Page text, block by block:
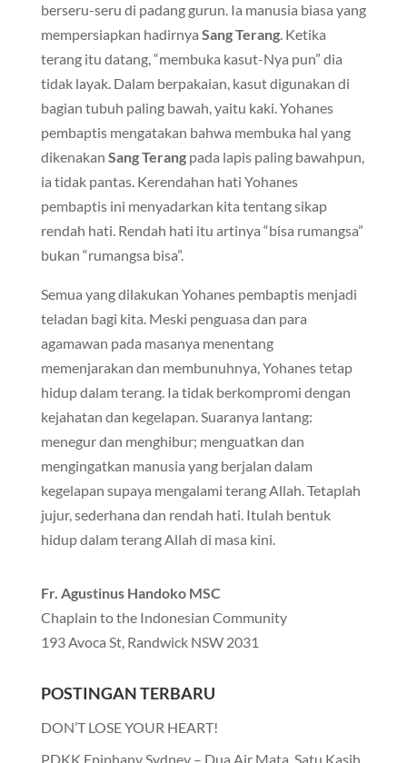
berseru-seru di padang gurun. Ia manusia biasa yang
mempersiapkan hadirnya Sang Terang. Ketika
terang itu datang, “membuka kasut-Nya pun” dia
tidak layak. Dalam berpakaian, kasut digunakan di
bagian tubuh paling bawah, yaitu kaki. Yohanes
pembaptis mengatakan bahwa membuka hal yang
dikenakan Sang Terangpada lapis paling bawahpun,
ia tidak pantas. Kerendahan hati Yohanes
pembaptis ini menyadarkan kita tentang sikap
rendah hati. Rendah hati itu artinya “bisa rumangsa”
bukan “rumangsa bisa”.
Semua yang dilakukan Yohanes pembaptis menjadi
teladan bagi kita. Meski penguasa dan para
agamawan pada masanya menentang
memenjarakan dan membunuhnya, Yohanes tetap
hidup dalam terang. Ia tidak berkompromi dengan
kejahatan dan kegelapan. Suaranya lantang:
menegur dan menghibur; menguatkan dan
mengingatkan manusia yang berjalan dalam
kegelapan supaya mengalami terang Allah. Tetaplah
jujur, sederhana dan rendah hati. Itulah bentuk
hidup dalam terang Allah di masa kini.
Fr. Agustinus Handoko MSC
Chaplain to the Indonesian Community
193 Avoca St, Randwick NSW 2031
POSTINGAN TERBARU
DON’T LOSE YOUR HEART!
PDKK Epiphany Sydney – Dua Air Mata, Satu Kasih